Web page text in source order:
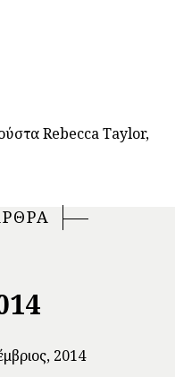
Rebecca Taylor,
2014